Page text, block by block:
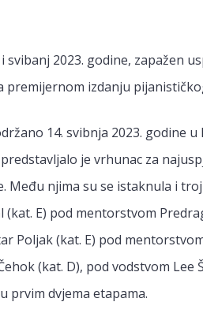
svibanj 2023. godine, zapažen
premijernom izdanju
14. svibnja 2023. godine
je vrhunac za
Među njima su se istaknula i
(kat. E) pod mentorstvom
Poljak (kat. E) pod
(kat. D), pod vodstvom Lee
prvim dvjema etapama.